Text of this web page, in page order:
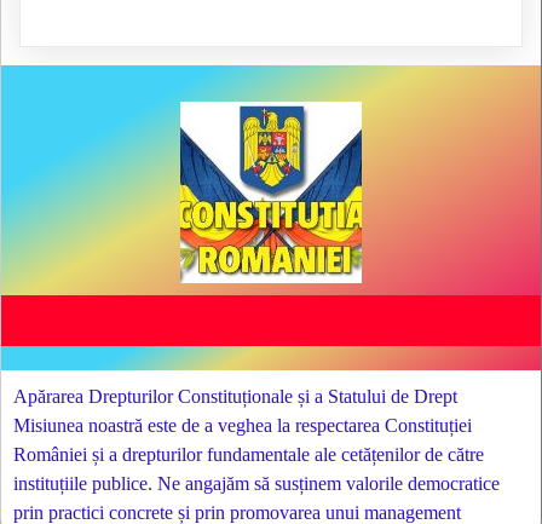
Apărarea Drepturilor Constituționale și a Statului de Drept
Misiunea noastră este de a veghea la respectarea Constituției
României și a drepturilor fundamentale ale cetățenilor de către
instituțiile publice. Ne angajăm să susținem valorile democratice
prin practici concrete și prin promovarea unui management